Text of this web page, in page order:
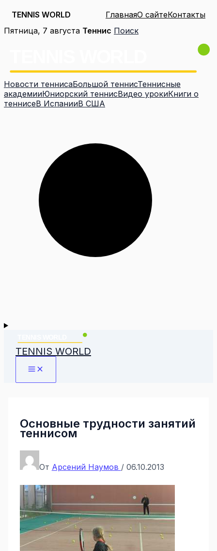
TENNIS WORLD ГлавнаяО сайтеКонтакты
Перейти
Пятница, 7 августа Теннис Поиск
Новости теннисаБольшой теннисТеннисные
академииЮниорский теннисВидео урокиКниги о
теннисеВ ИспанииВ США
TENNIS WORLD
Основные трудности занятий
теннисом
От Арсений Наумов / 06.10.2013